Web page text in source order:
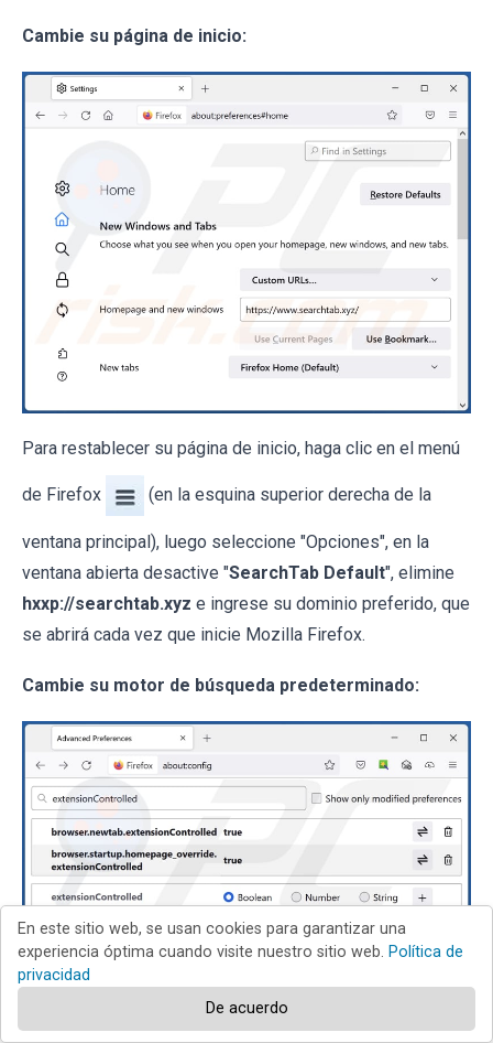
Cambie su página de inicio:
Para restablecer su página de inicio, haga clic en el menú
de Firefox (en la esquina superior derecha de la
ventana principal), luego seleccione "Opciones", en la
ventana abierta desactive "SearchTab Default", elimine
hxxp://searchtab.xyz e ingrese su dominio preferido, que
se abrirá cada vez que inicie Mozilla Firefox.
Cambie su motor de búsqueda predeterminado:
En este sitio web, se usan cookies para garantizar una
experiencia óptima cuando visite nuestro sitio web. Política de
privacidad
De acuerdo